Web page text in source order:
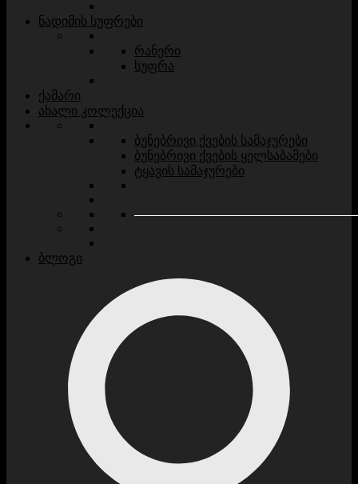
ნადიმის სუფრები
რანერი
სუფრა
ქამარი
ახალი კოლექცია
ბუნებრივი ქვების სამაჯურები
ბუნებრივი ქვების ყელსაბამები
ტყავის სამაჯურები
ბლოგი